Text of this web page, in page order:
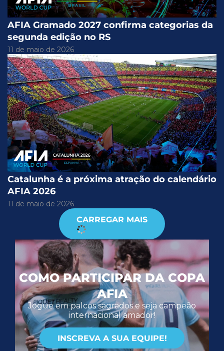
AFIA Gramado 2027 confirma categorias da
segunda edição no RS
11 de maio de 2026
Catalunha é a próxima atração do calendário
AFIA 2026
11 de maio de 2026
CARREGAR MAIS
COMO PARTICIPAR DA COPA
AFIA
Jogue em palcos sagrados e seja campeão
internacional amador!
INSCREVA A SUA EQUIPE!